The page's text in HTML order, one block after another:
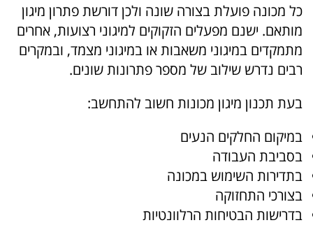
כל מכונה פועלת בצורה שונה ולכן דורשת פתרון מיגון
מותאם. ישנם מפעלים הזקוקים למיגוני רצועות, אחרים
מתמקדים במיגוני משאבות או במיגוני מצמד, ובמקרים
רבים נדרש שילוב של מספר פתרונות שונים.
בעת תכנון מיגון מכונות חשוב להתחשב:
במיקום החלקים הנעים
בסביבת העבודה
בתדירות השימוש במכונה
בצורכי התחזוקה
בדרישות הבטיחות הרלוונטיות